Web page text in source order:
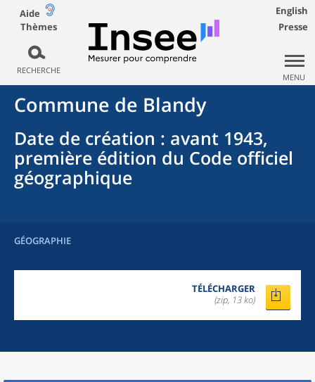
Aide
Thèmes
RECHERCHE
English
Presse
MENU
Commune de Blandy
Date de création : avant 1943,
première édition du Code officiel
géographique
GÉOGRAPHIE
TÉLÉCHARGER
(zip, 13 ko)